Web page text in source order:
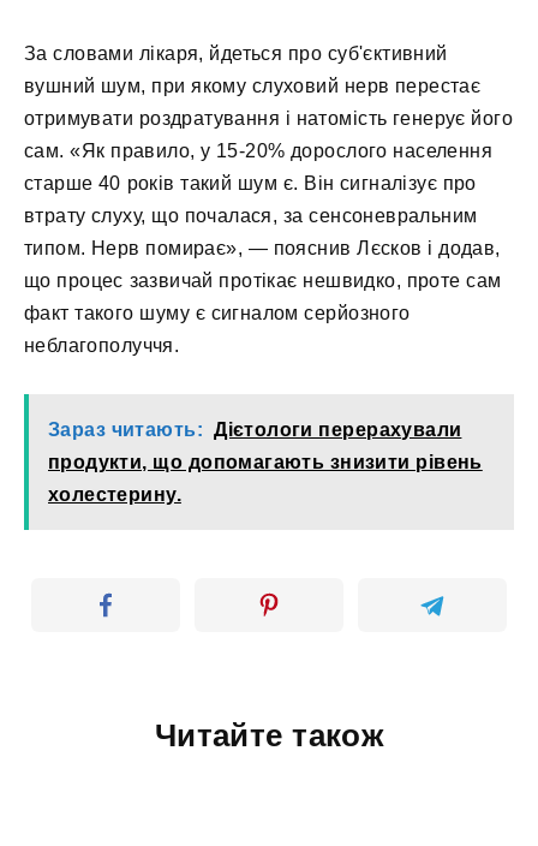
За словами лікаря, йдеться про суб'єктивний
вушний шум, при якому слуховий нерв перестає
отримувати роздратування і натомість генерує його
сам. «Як правило, у 15-20% дорослого населення
старше 40 років такий шум є. Він сигналізує про
втрату слуху, що почалася, за сенсоневральним
типом. Нерв помирає», — пояснив Лєсков і додав,
що процес зазвичай протікає нешвидко, проте сам
факт такого шуму є сигналом серйозного
неблагополуччя.
Зараз читають: Дієтологи перерахували
продукти, що допомагають знизити рівень
холестерину.
Читайте також